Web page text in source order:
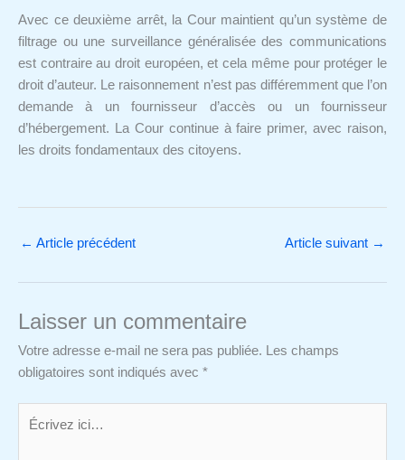
Avec ce deuxième arrêt, la Cour maintient qu’un système de
filtrage ou une surveillance généralisée des communications
est contraire au droit européen, et cela même pour protéger le
droit d’auteur. Le raisonnement n’est pas différemment que l’on
demande à un fournisseur d’accès ou un fournisseur
d’hébergement. La Cour continue à faire primer, avec raison,
les droits fondamentaux des citoyens.
← Article précédent Article suivant →
Laisser un commentaire
Votre adresse e-mail ne sera pas publiée.
Les champs
obligatoires sont indiqués avec *